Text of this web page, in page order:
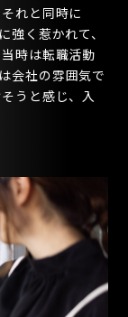
れと同時に
く惹かれて、
時は転職活動
会社の雰囲気で
うと感じ、入